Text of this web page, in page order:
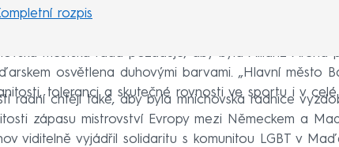
rozpis
městská rada požaduje, aby byla Allianz Arena
osvětlena duhovými barvami. „Hlavní město
toleranci a skutečné rovnosti ve sportu i v celé
radní chtějí také, aby byla mnichovská radnice
zápasu mistrovství Evropy mezi Německem a
viditelně vyjádřil solidaritu s komunitou LGBT v